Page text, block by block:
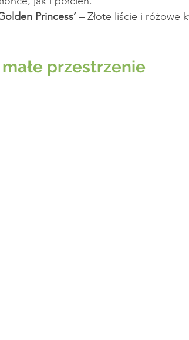
Princess’ – Złote liście i różowe
przestrzenie